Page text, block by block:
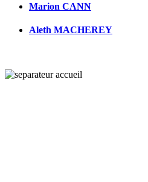
Marion CANN
Aleth MACHEREY